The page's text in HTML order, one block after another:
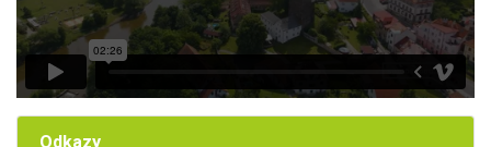
Odkazy